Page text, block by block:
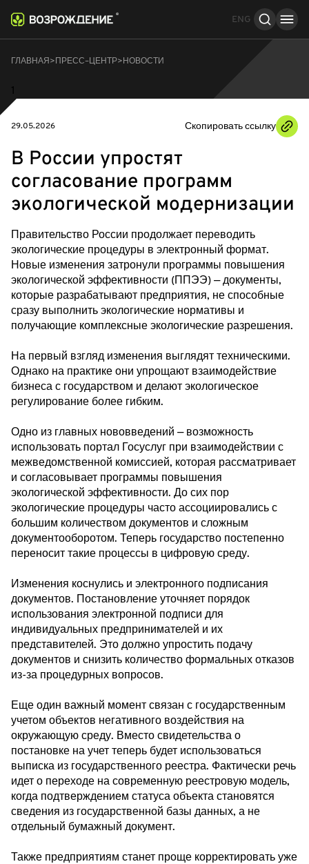
ENG
ГЛАВНАЯ ПРЕСС–ЦЕНТР НОВОСТИ
1
29.05.2026 Скопировать ссылку
В России упростят
согласование программ
экологической модернизации
Правительство России продолжает переводить
экологические процедуры в электронный формат.
Новые изменения затронули программы повышения
экологической эффективности (ППЭЭ) — документы,
которые разрабатывают предприятия, не способные
сразу выполнить экологические нормативы и
получающие комплексные экологические разрешения.
На первый взгляд изменения выглядят техническими.
Однако на практике они упрощают взаимодействие
бизнеса с государством и делают экологическое
регулирование более гибким.
Одно из главных нововведений — возможность
использовать портал Госуслуг при взаимодействии с
межведомственной комиссией, которая рассматривает
и согласовывает программы повышения
экологической эффективности. До сих пор
экологические процедуры часто ассоциировались с
большим количеством документов и сложным
документооборотом. Теперь государство постепенно
переносит такие процессы в цифровую среду.
Изменения коснулись и электронного подписания
документов. Постановление уточняет порядок
использования электронной подписи для
индивидуальных предпринимателей и их
представителей. Это должно упростить подачу
документов и снизить количество формальных отказов
из-за процедурных вопросов.
Еще один важный момент связан с государственным
учетом объектов негативного воздействия на
окружающую среду. Вместо свидетельства о
постановке на учет теперь будет использоваться
выписка из государственного реестра. Фактически речь
идет о переходе на современную реестровую модель,
когда подтверждением статуса объекта становятся
сведения из государственной базы данных, а не
отдельный бумажный документ.
Также предприятиям станет проще корректировать уже